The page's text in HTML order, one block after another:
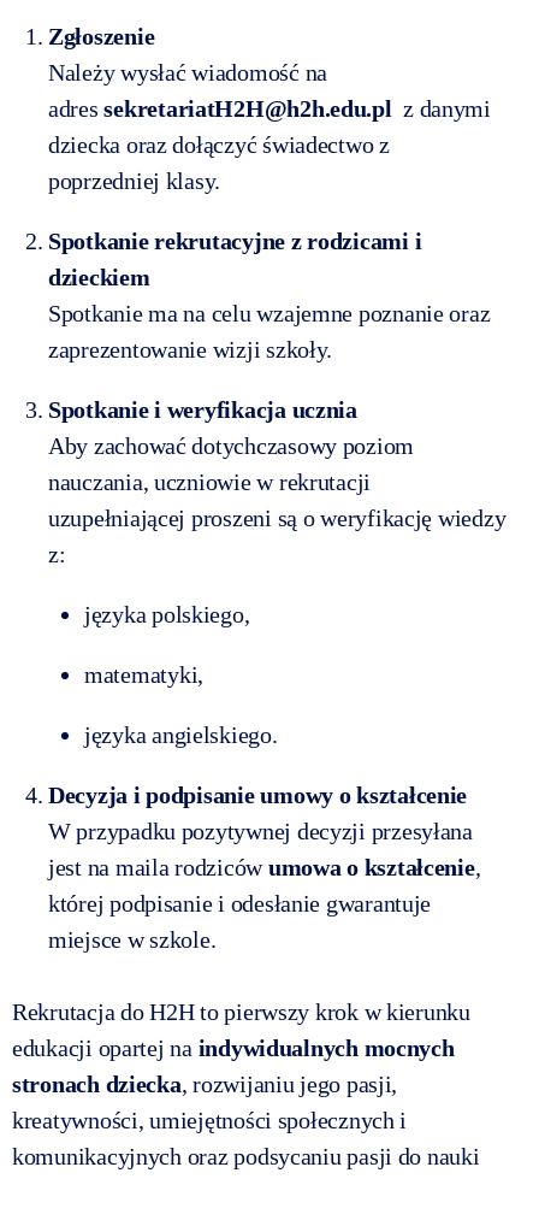
Zgłoszenie
Należy wysłać wiadomość na
adressekretariatH2H@h2h.edu.pl z danymi
dziecka oraz dołączyć świadectwo z
poprzedniej klasy.
Spotkanie rekrutacyjne z rodzicami i
dzieckiem
Spotkanie ma na celu wzajemne poznanie oraz
zaprezentowanie wizji szkoły.
Spotkanie i weryfikacja ucznia
Aby zachować dotychczasowy poziom
nauczania, uczniowie w rekrutacji
uzupełniającej proszeni są o weryfikację wiedzy
z:
języka polskiego,
matematyki,
języka angielskiego.
Decyzja i podpisanie umowy o kształcenie
W przypadku pozytywnej decyzji przesyłana
jest na maila rodzicówumowa o kształcenie,
której podpisanie i odesłanie gwarantuje
miejsce w szkole.
Rekrutacja do H2H to pierwszy krok w kierunku
edukacji opartej na indywidualnych mocnych
stronach dziecka, rozwijaniu jego pasji,
kreatywności, umiejętności społecznych i
komunikacyjnych oraz podsycaniu pasji do nauki